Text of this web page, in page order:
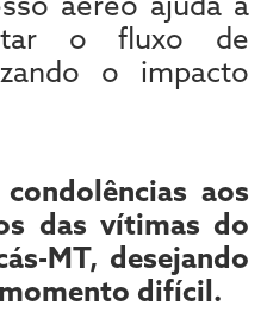
o fluxo de
o impacto
aos
das vítimas do
MT, desejando
difícil.